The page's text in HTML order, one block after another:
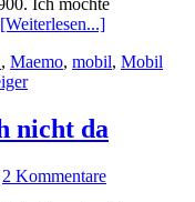
Ich möchte
[Weiterlesen...]
, Maemo, mobil, Mobil
nicht da
2 Kommentare